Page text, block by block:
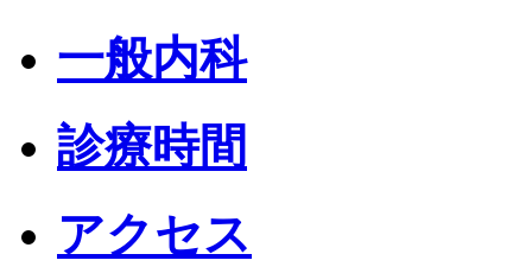
一般内科
診療時間
アクセス